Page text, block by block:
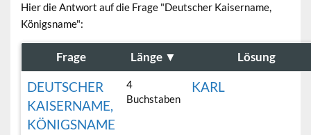
Hier die Antwort auf die Frage "Deutscher Kaisername,
Königsname":
Frage Länge ▼ Lösung
DEUTSCHER
KAISERNAME,
KÖNIGSNAME
4
Buchstaben
KARL